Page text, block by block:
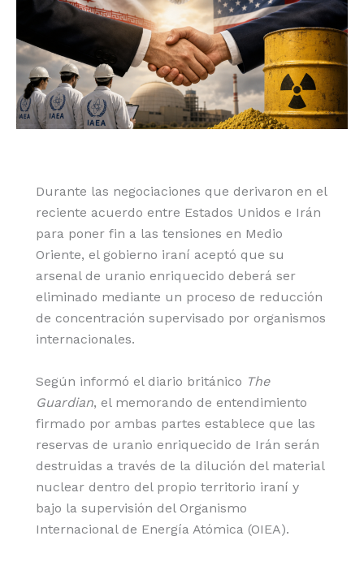
Durante las negociaciones que derivaron en el
reciente acuerdo entre Estados Unidos e Irán
para poner fin a las tensiones en Medio
Oriente, el gobierno iraní aceptó que su
arsenal de uranio enriquecido deberá ser
eliminado mediante un proceso de reducción
de concentración supervisado por organismos
internacionales.
Según informó el diario británico The
Guardian, el memorando de entendimiento
firmado por ambas partes establece que las
reservas de uranio enriquecido de Irán serán
destruidas a través de la dilución del material
nuclear dentro del propio territorio iraní y
bajo la supervisión del Organismo
Internacional de Energía Atómica (OIEA).